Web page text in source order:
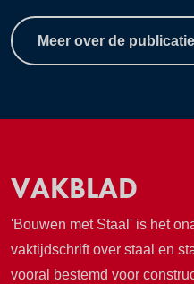
Meer over de
VAKBLAD
'Bouwen met Staal' is het
vaktijdschrift over staal en
vooral bestemd voor